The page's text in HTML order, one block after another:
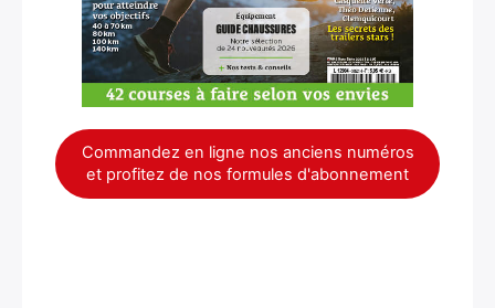
Commandez en ligne nos anciens numéros
et profitez de nos formules d'abonnement